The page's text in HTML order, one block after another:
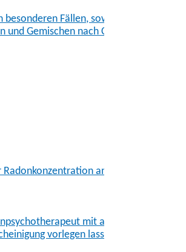
Fällen, sowie der Art der
Gemischen nach ChemVerbotsV
anmelden
mit ausländischer
vorlegen lassen